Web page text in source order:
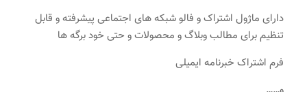
دارای ماژول اشتراک و فالو شبکه های اجتماعی پیشرفته و قابل
تنظیم برای مطالب وبلاگ و محصولات و حتی خود برگه ها
فرم اشتراک خبرنامه ایمیلی